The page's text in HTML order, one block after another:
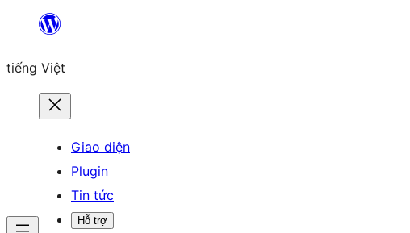
Chuyển
phần
tiếng Việt
Giao diện
Plugin
Tin tức
Hỗ trợ